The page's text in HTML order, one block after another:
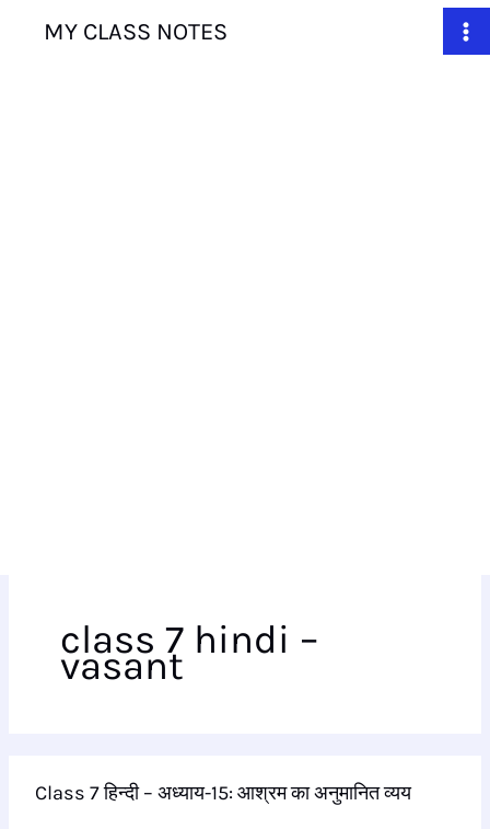
MY CLASS NOTES
class 7 hindi –
vasant
Class 7 हिन्दी – अध्याय-15: आश्रम का अनुमानित व्यय
7